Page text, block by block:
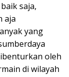
saja,
aja
yang
oleh
di wilayah